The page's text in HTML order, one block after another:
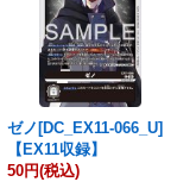
ゼノ[DC_EX11-066_U]
【EX11収録】
50円(税込)